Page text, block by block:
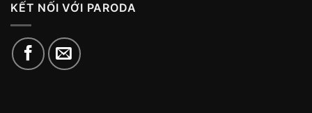
KẾT NỐI VỚI PARODA